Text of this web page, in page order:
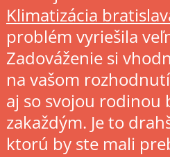
Klimatizácia
problém vyriešila
Zadováženie si
na vašom
aj so svojou rodinou
zakaždým. Je to
ktorú by ste mali